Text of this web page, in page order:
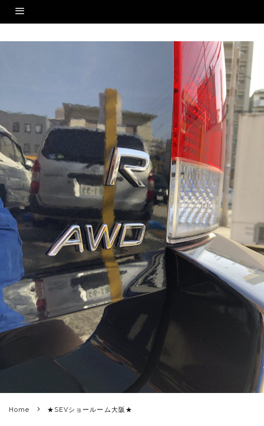
Home ★SEVショールーム大阪★